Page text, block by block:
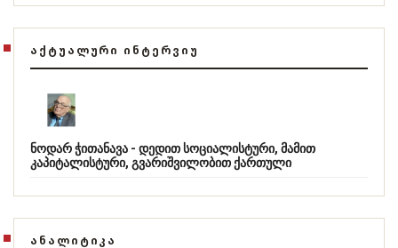
ᲐᲥᲢᲣᲐᲚᲣᲠᲘ ᲘᲜᲢᲔᲠᲕᲘᲣ
ნოდარ ჭითანავა - დედით სოციალისტური, მამით
კაპიტალისტური, გვარიშვილობით ქართული
ᲐᲜᲐᲚᲘᲢᲘᲙᲐ